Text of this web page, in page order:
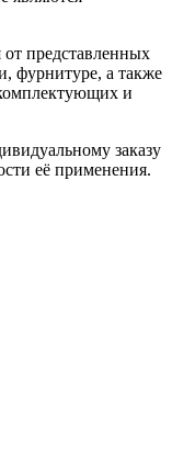
от представленных
фурнитуре, а также
и
заказу
её применения.